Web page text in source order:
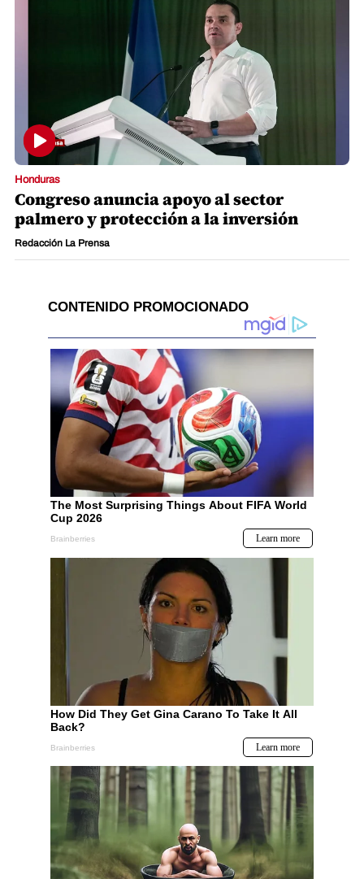
Honduras
Congreso anuncia apoyo al sector
palmero y protección a la inversión
Redacción La Prensa